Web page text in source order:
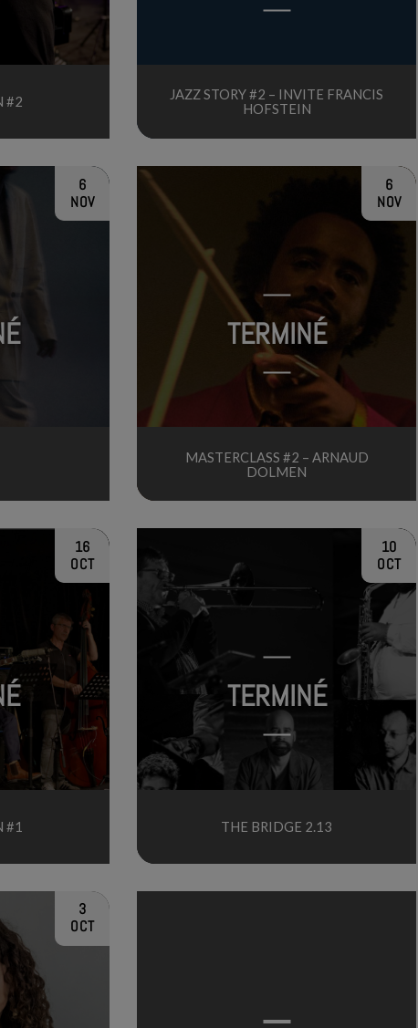
#2
JAZZ STORY #2 – INVITE FRANCIS
HOFSTEIN
6
NOV
6
NOV
MASTERCLASS #2 – ARNAUD
DOLMEN
TERMINÉ
16
OCT
#1
10
OCT
THE BRIDGE 2.13
TERMINÉ
3
OCT